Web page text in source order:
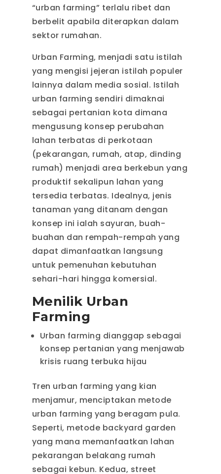
“urban farming” terlalu ribet dan
berbelit apabila diterapkan dalam
sektor rumahan.
Urban Farming, menjadi satu istilah
yang mengisi jejeran istilah populer
lainnya dalam media sosial. Istilah
urban farming sendiri dimaknai
sebagai pertanian kota dimana
mengusung konsep perubahan
lahan terbatas di perkotaan
(pekarangan, rumah, atap, dinding
rumah) menjadi area berkebun yang
produktif sekalipun lahan yang
tersedia terbatas. Idealnya, jenis
tanaman yang ditanam dengan
konsep ini ialah sayuran, buah-
buahan dan rempah-rempah yang
dapat dimanfaatkan langsung
untuk pemenuhan kebutuhan
sehari-hari hingga komersial.
Menilik Urban
Farming
Urban farming dianggap sebagai
konsep pertanian yang menjawab
krisis ruang terbuka hijau
Tren urban farming yang kian
menjamur, menciptakan metode
urban farming yang beragam pula.
Seperti, metode backyard garden
yang mana memanfaatkan lahan
pekarangan belakang rumah
sebagai kebun. Kedua, street